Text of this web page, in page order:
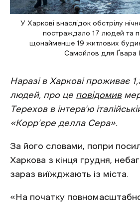
У Харкові внаслідок обстрілу
постраждало 17 людей та
щонайменше 19 житлових
Самойлов для Ґвара
Наразі в Харкові проживає
людей, про це повідомивмер
Терехов в інтерв’ю
«Корр’єре делла Сера».
За його словами, попри
Харкова з кінця грудня,
зараз виїжджають із міста.
«На початку